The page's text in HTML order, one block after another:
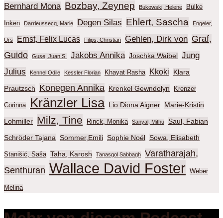
Bernhard Mona Bozbay, Zeynep Bukowski, Helene Bulke
Inken Darrieussecq, Marie Degen Silas Ehlert, Sascha Engeler,
Urs Ernst, Felix Lucas Filips, Christian Gehlen, Dirk von Graf,
Guido
Guse, Juan S. Jakobs Annika Joschka Waibel Jung
Julius
Kennel Odile Kessler Florian Khayat Rasha Kkoki Klara
Prautzsch Konegen Annika Krenkel Gewndolyn Krenzer
Corinna Kränzler Lisa Lio Diona Aigner Marie-Kristin
Lohmiller Milz, Tine Rinck, Monika Sanyal, Mithu Saul, Fabian
Schröder Tajana Sommer,Emili Sophie Noël Sowa, Elisabeth
Stanišić, Saša Taha, Karosh Tanasgol Sabbagh
Varatharajah,
Senthuran Wallace David Foster Weber
Melina